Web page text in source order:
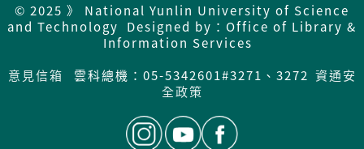
© 2025 》 National Yunlin University of Science
and Technology Designed by：Office of Library &
Information Services
意見信箱
雲科總機：05-5342601#3271、3272 資通安
全政策